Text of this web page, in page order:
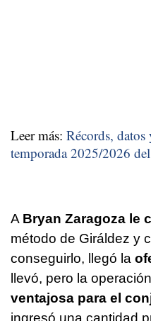
Leer más: Récords,
temporada 2025/2026
A Bryan Zaragoza le
método de Giráldez y
conseguirlo, llegó la
llevó, pero la
ventajosa para el
ingresó una cantidad